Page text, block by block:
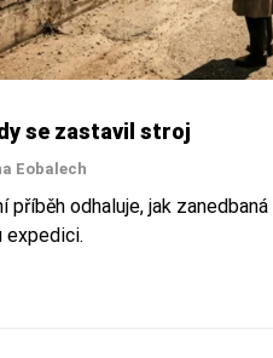
se zastavil stroj
Eobalech
příběh odhaluje, jak
expedici.